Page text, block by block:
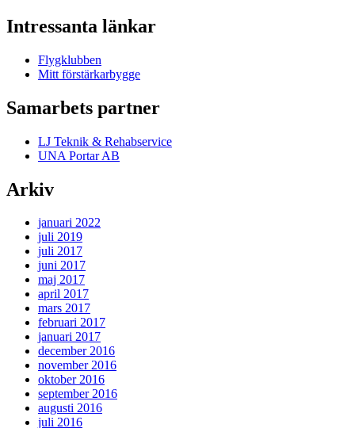
Intressanta länkar
Flygklubben
Mitt förstärkarbygge
Samarbets partner
LJ Teknik & Rehabservice
UNA Portar AB
Arkiv
januari 2022
juli 2019
juli 2017
juni 2017
maj 2017
april 2017
mars 2017
februari 2017
januari 2017
december 2016
november 2016
oktober 2016
september 2016
augusti 2016
juli 2016